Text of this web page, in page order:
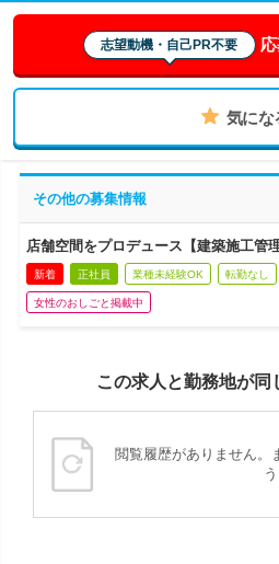
志望動機・自己PR不要 応
気にな
その他の募集情報
店舗空間をプロデュース【建築施工管
新着 正社員 業種未経験OK 転勤なし
女性のおしごと掲載中
この求人と勤務地が同
閲覧履歴がありません。
う